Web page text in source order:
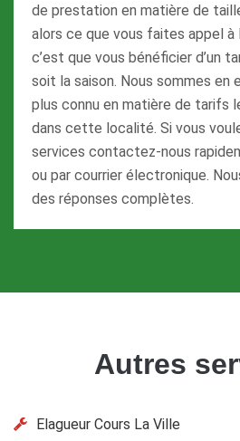
de prestation en matière de
alors ce que vous faites appel
c’est que vous bénéficier d’un
soit la saison. Nous sommes
plus connu en matière de tarifs
dans cette localité. Si vous
services contactez-nous
ou par courrier électronique.
des réponses complètes.
Autres
Elagueur Cours La Ville